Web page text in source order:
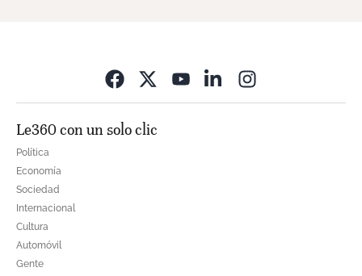
Le360 con un solo clic
Política
Economía
Sociedad
Internacional
Cultura
Automóvil
Gente